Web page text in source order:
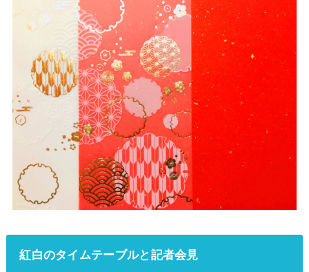
紅白のタイムテーブルと記者会見